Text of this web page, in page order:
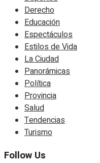
Derecho
Educación
Espectáculos
Estilos de Vida
La Ciudad
Panorámicas
Política
Provincia
Salud
Tendencias
Turismo
Follow Us